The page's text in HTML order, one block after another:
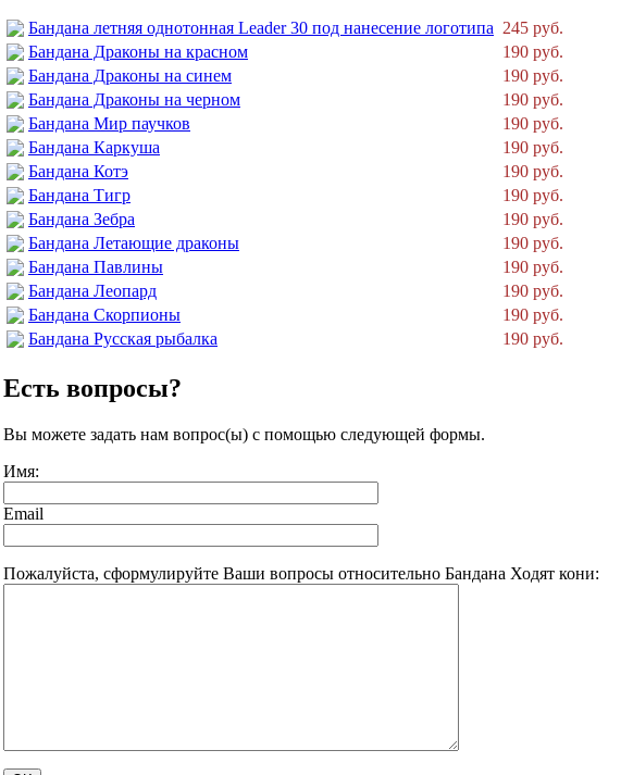
Бандана летняя однотонная Leader 30 под нанесение логотипа 245 руб.
Бандана Драконы на красном
190 руб.
Бандана Драконы на синем
190 руб.
Бандана Драконы на черном
190 руб.
Бандана Мир паучков
190 руб.
Бандана Каркуша
190 руб.
Бандана Котэ
190 руб.
Бандана Тигр
190 руб.
Бандана Зебра
190 руб.
Бандана Летающие драконы
190 руб.
Бандана Павлины
190 руб.
Бандана Леопард
190 руб.
Бандана Скорпионы
190 руб.
Бандана Русская рыбалка
190 руб.
Есть вопросы?
Вы можете задать нам вопрос(ы) с помощью следующей формы.
Имя:
Email
Пожалуйста, сформулируйте Ваши вопросы относительно Бандана Ходят кони: